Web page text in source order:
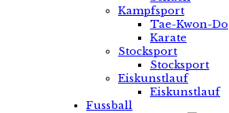
Kampfsport
Tae-Kwon-Do
Karate
Stocksport
Stocksport
Eiskunstlauf
Eiskunstlauf
Fussball